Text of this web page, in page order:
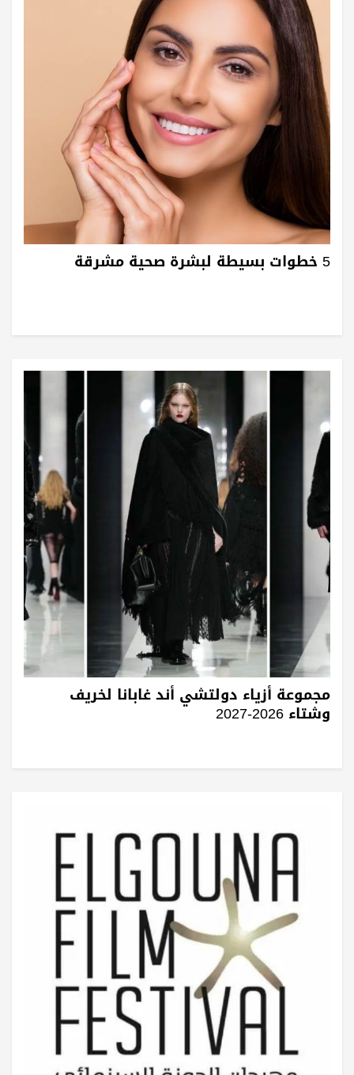
5 خطوات بسيطة لبشرة صحية مشرقة
مجموعة أزياء دولتشي أند غابانا لخريف
وشتاء 2026-2027